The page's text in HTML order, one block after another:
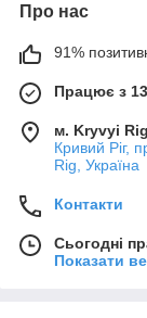
Про нас
91%
Працює з
м. Kryvyi Rig
Кривий Ріг,
Rig, Україна
Контакти
Сьогодні
Показати